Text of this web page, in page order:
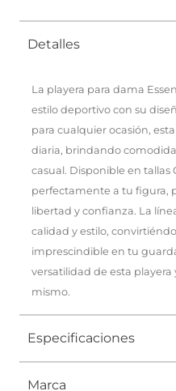
Detalles
La playera para dama
estilo deportivo con su
para cualquier ocasión,
diaria, brindando
casual. Disponible en tallas
perfectamente a tu figura,
libertad y confianza. La
calidad y estilo,
imprescindible en tu
versatilidad de esta
mismo.
Especificaciones
Marca